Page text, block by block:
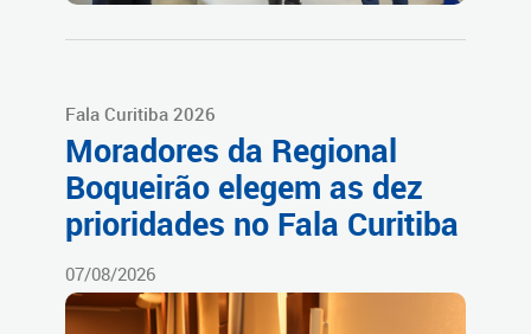
Fala Curitiba 2026
Moradores da Regional
Boqueirão elegem as dez
prioridades no Fala Curitiba
07/08/2026